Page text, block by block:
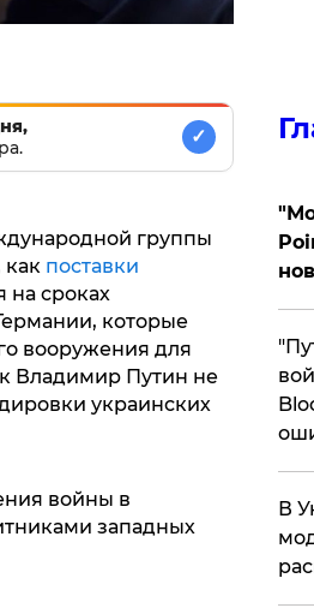
✓
группы
поставки
на сроках
которые
вооружения для
Владимир Путин не
украинских
войны в
западных
В